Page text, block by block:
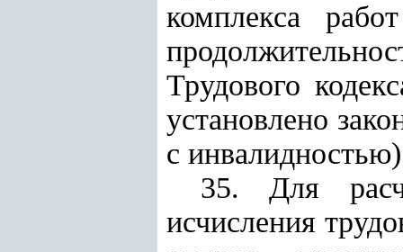
комплекса
Трудового
установлено
с
35. Для
исчисления